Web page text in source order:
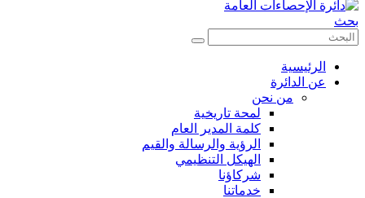
بحث
الرئيسية
عن الدائرة
من نحن
لمحة تاريخية
كلمة المدير العام
الرؤية والرسالة والقيم
الهيكل التنظيمي
شركاؤنا
خدماتنا